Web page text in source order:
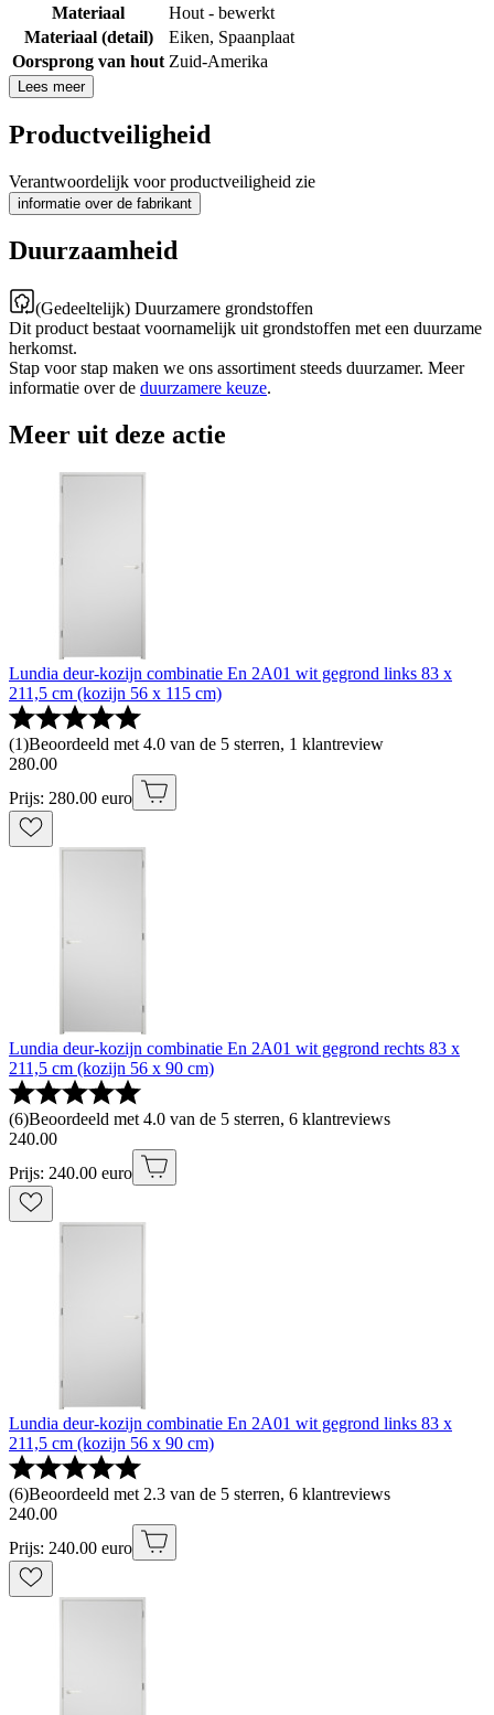
Materiaal
Hout - bewerkt
Materiaal (detail)
Eiken, Spaanplaat
Oorsprong van hout Zuid-Amerika
Lees meer
Productveiligheid
Verantwoordelijk voor productveiligheid zie
informatie over de fabrikant
Duurzaamheid
(Gedeeltelijk) Duurzamere grondstoffen
Dit product bestaat voornamelijk uit grondstoffen met een duurzame
herkomst.
Stap voor stap maken we ons assortiment steeds duurzamer. Meer
informatie over de duurzamere keuze.
Meer uit deze actie
Lundia deur-kozijn combinatie En 2A01 wit gegrond links 83 x
211,5 cm (kozijn 56 x 115 cm)
(1)Beoordeeld met 4.0 van de 5 sterren, 1 klantreview
280.00
Prijs: 280.00 euro
Lundia deur-kozijn combinatie En 2A01 wit gegrond rechts 83 x
211,5 cm (kozijn 56 x 90 cm)
(6)Beoordeeld met 4.0 van de 5 sterren, 6 klantreviews
240.00
Prijs: 240.00 euro
Lundia deur-kozijn combinatie En 2A01 wit gegrond links 83 x
211,5 cm (kozijn 56 x 90 cm)
(6)Beoordeeld met 2.3 van de 5 sterren, 6 klantreviews
240.00
Prijs: 240.00 euro